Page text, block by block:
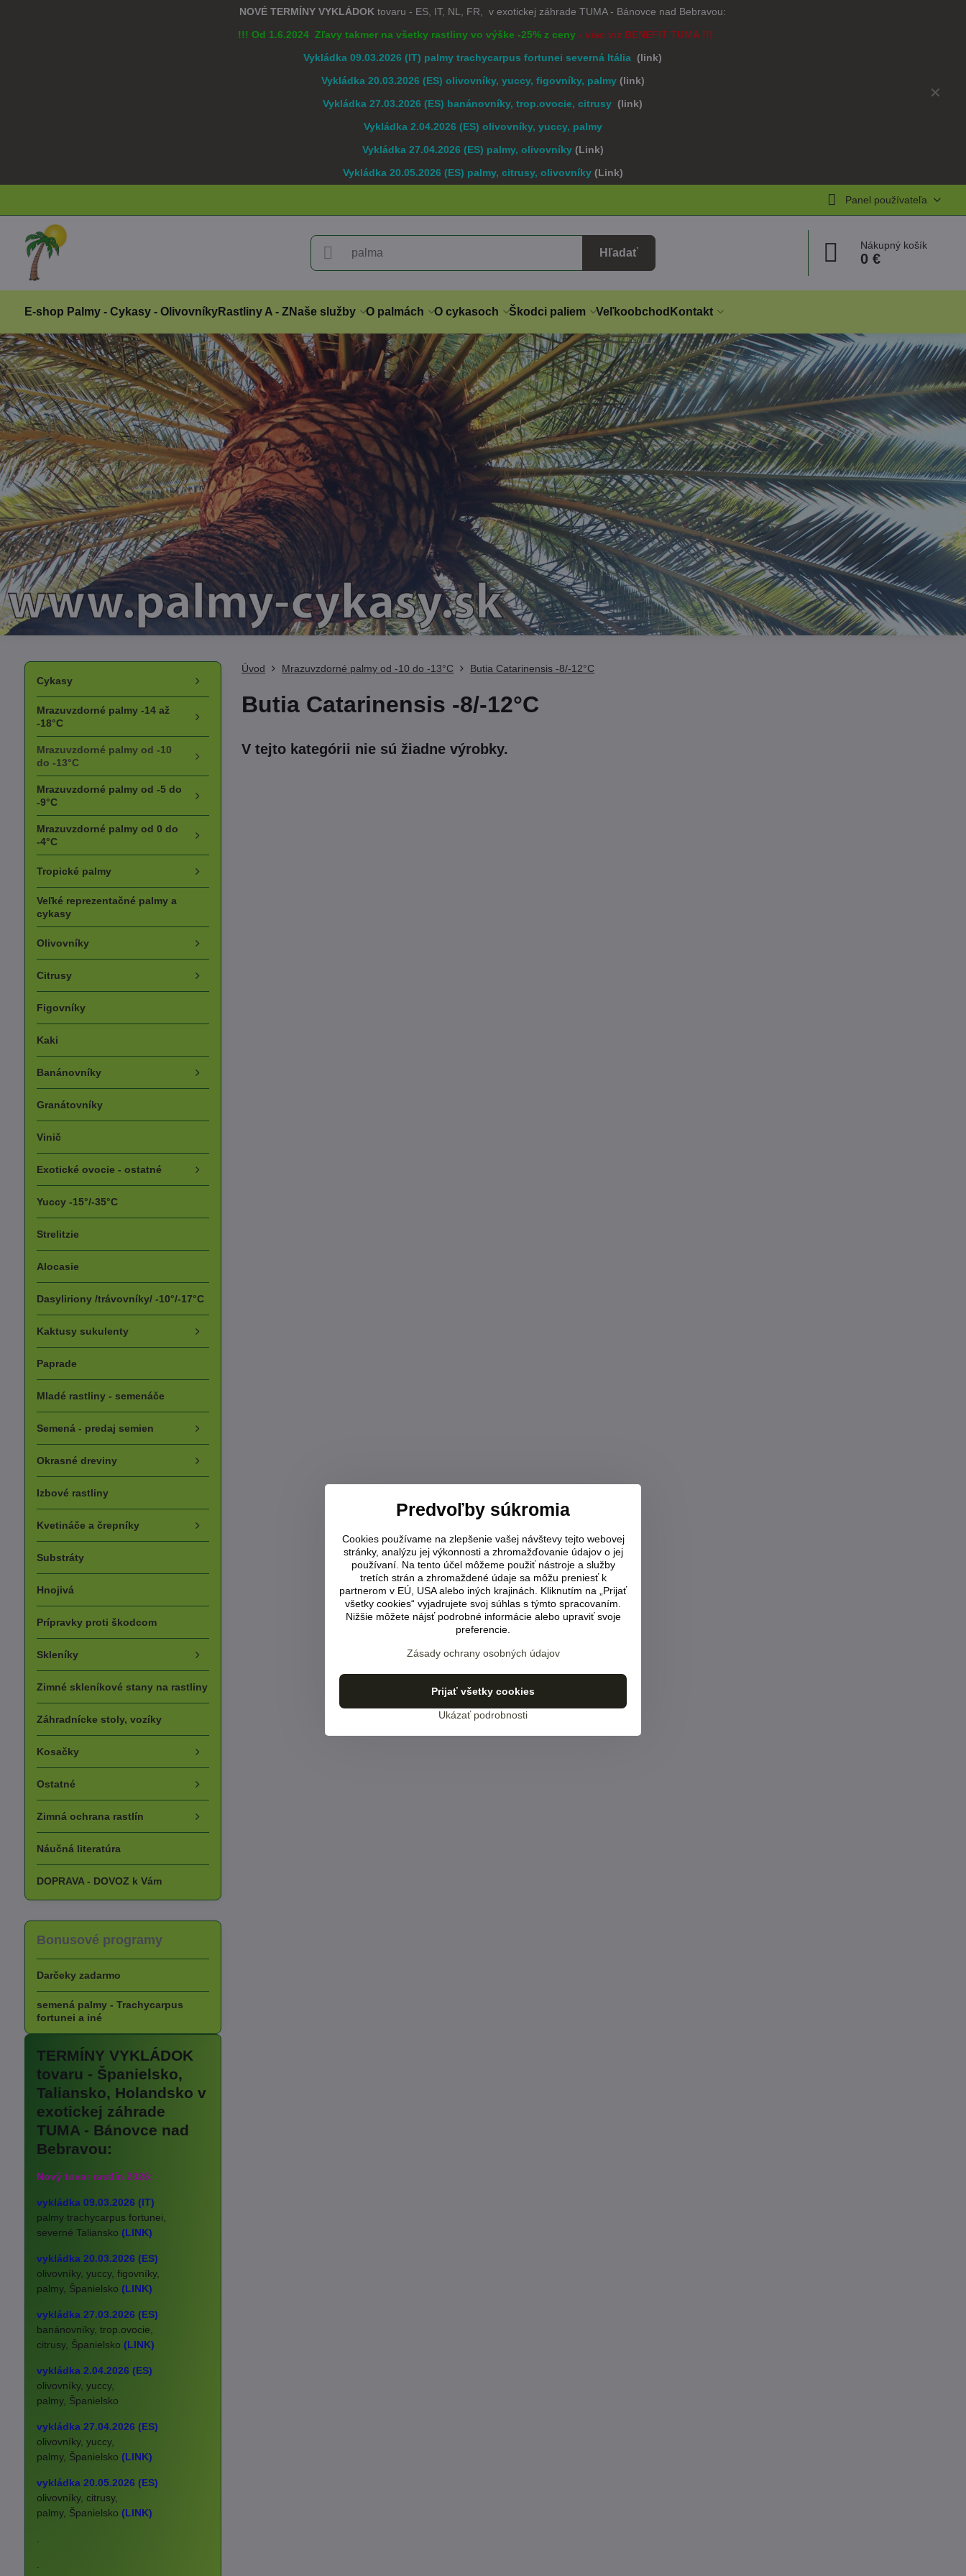
✕
NOVÉ TERMÍNY VYKLÁDOK tovaru - ES, IT, NL, FR, v exotickej záhrade TUMA - Bánovce nad Bebravou:
!!! Od 1.6.2024 Zľavy takmer na všetky rastliny vo výške -25% z ceny- viac viz BENEFIT TUMA !!!
Vykládka 09.03.2026 (IT) palmy trachycarpus fortunei severná Itália(link)
Vykládka 20.03.2026 (ES) olivovníky, yuccy, figovníky, palmy (link)
Vykládka 27.03.2026 (ES) banánovníky, trop.ovocie, citrusy(link)
Vykládka 2.04.2026 (ES) olivovníky, yuccy, palmy
Vykládka 27.04.2026 (ES) palmy, olivovníky (Link)
Vykládka 20.05.2026 (ES) palmy, citrusy, olivovníky (Link)
Panel používateľa
Hľadať
Nákupný košík
0 €
E-shop Palmy - Cykasy - OlivovníkyRastliny A - ZNaše služby O palmách O cykasoch Škodci paliem Veľkoobchod Kontakt
Úvod Mrazuvzdorné palmy od -10 do -13°C Butia Catarinensis -8/-12°C
Butia Catarinensis -8/-12°C
TERMÍNY VYKLÁDOK
tovaru - Španielsko,
Taliansko, Holandsko v
exotickej záhrade
TUMA - Bánovce nad
Bebravou:
Nový tovar rastlín 2026:
vykládka 09.03.2026 (IT)
palmy trachycarpus fortunei,
severné Taliansko (LINK)
vykládka 20.03.2026 (ES)
olivovníky, yuccy, figovníky,
palmy, Španielsko (LINK)
vykládka 27.03.2026 (ES)
banánovníky, trop.ovocie,
citrusy, Španielsko (LINK)
vykládka 2.04.2026 (ES)
olivovníky, yuccy,
palmy, Španielsko
vykládka 27.04.2026 (ES)
olivovníky, yuccy,
palmy, Španielsko (LINK)
vykládka 20.05.2026 (ES)
olivovníky, citrusy,
palmy, Španielsko (LINK)
Cykasy
Mrazuvzdorné palmy -14 až
-18°C
Mrazuvzdorné palmy od -10
do -13°C
Mrazuvzdorné palmy od -5 do
-9°C
Mrazuvzdorné palmy od 0 do
-4°C
Tropické palmy
Veľké reprezentačné palmy a
cykasy
Olivovníky
Citrusy
Figovníky
Kaki
Banánovníky
Granátovníky
Vinič
Exotické ovocie - ostatné
Yuccy -15°/-35°C
Strelitzie
Alocasie
Dasyliriony /trávovníky/ -10°/-17°C
Kaktusy sukulenty
Paprade
Mladé rastliny - semenáče
Semená - predaj semien
Okrasné dreviny
Izbové rastliny
Kvetináče a črepníky
Substráty
Hnojivá
Prípravky proti škodcom
Skleníky
Zimné skleníkové stany na rastliny
Záhradnícke stoly, vozíky
Kosačky
Ostatné
Zimná ochrana rastlín
Náučná literatúra
DOPRAVA - DOVOZ k Vám
Bonusové programy
Darčeky zadarmo
semená palmy - Trachycarpus
fortunei a iné
Predvoľby súkromia
Cookies používame na zlepšenie vašej návštevy tejto webovej
stránky, analýzu jej výkonnosti a zhromažďovanie údajov o jej
používaní. Na tento účel môžeme použiť nástroje a služby
tretích strán a zhromaždené údaje sa môžu preniesť k
partnerom v EÚ, USA alebo iných krajinách. Kliknutím na „Prijať
všetky cookies“ vyjadrujete svoj súhlas s týmto spracovaním.
Nižšie môžete nájsť podrobné informácie alebo upraviť svoje
preferencie.
Zásady ochrany osobných údajov
Ukázať podrobnosti
Prijať všetky cookies